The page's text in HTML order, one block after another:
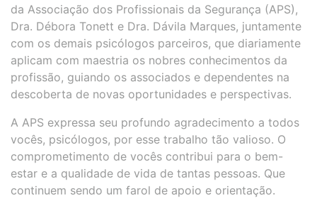
da Associação dos Profissionais da Segurança (APS),
Dra. Débora Tonett e Dra. Dávila Marques, juntamente
com os demais psicólogos parceiros, que diariamente
aplicam com maestria os nobres conhecimentos da
profissão, guiando os associados e dependentes na
descoberta de novas oportunidades e perspectivas.
A APS expressa seu profundo agradecimento a todos
vocês, psicólogos, por esse trabalho tão valioso. O
comprometimento de vocês contribui para o bem-
estar e a qualidade de vida de tantas pessoas. Que
continuem sendo um farol de apoio e orientação.